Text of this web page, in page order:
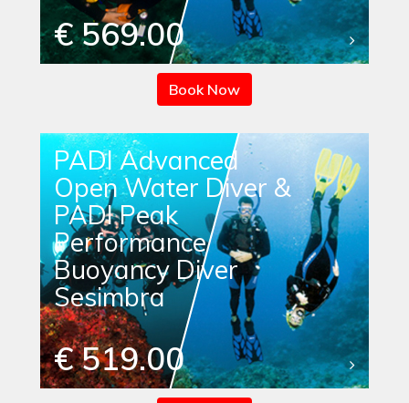
€ 569.00
Book Now
PADI Advanced
Open Water Diver &
PADI Peak
Performance
Buoyancy Diver
Sesimbra
€ 519.00